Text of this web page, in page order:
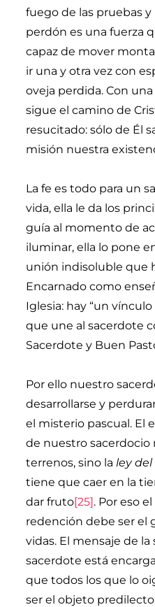
fuego de las pruebas
perdón es una fuerza
capaz de mover
ir una y otra vez con
oveja perdida. Con
sigue el camino de
resucitado: sólo de Él
misión nuestra
La fe es todo para un
vida, ella le da los
guía al momento de
iluminar, ella lo pone
unión indisoluble que
Encarnado como
Iglesia: hay “un
que une al sacerdote
Sacerdote y Buen
Por ello nuestro
desarrollarse y
el misterio pascual.
de nuestro sacerdocio
terrenos, sino la ley
tiene que caer en la
dar fruto[25]. Por eso
redención debe ser el
vidas. El mensaje de la
sacerdote está
que todos los que lo
ser el objeto